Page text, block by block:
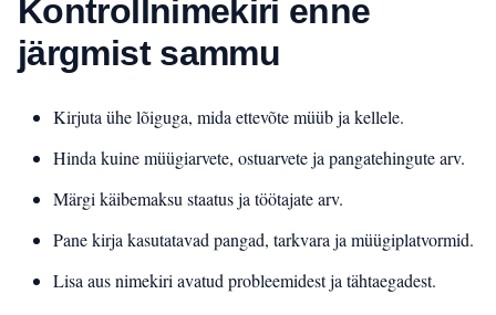
Kontrollnimekiri enne
järgmist sammu
Kirjuta ühe lõiguga, mida ettevõte müüb ja kellele.
Hinda kuine müügiarvete, ostuarvete ja pangatehingute arv.
Märgi käibemaksu staatus ja töötajate arv.
Pane kirja kasutatavad pangad, tarkvara ja müügiplatvormid.
Lisa aus nimekiri avatud probleemidest ja tähtaegadest.